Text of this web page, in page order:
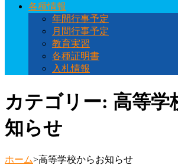
各種情報
年間行事予定
月間行事予定
教育実習
各種証明書
入札情報
カテゴリー: 高等学
知らせ
ホーム>高等学校からお知らせ